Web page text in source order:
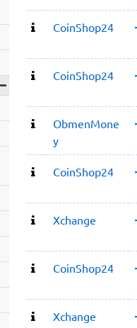
CoinShop24
CoinShop24
ObmenMone
y
CoinShop24
Xchange
CoinShop24
Xchange